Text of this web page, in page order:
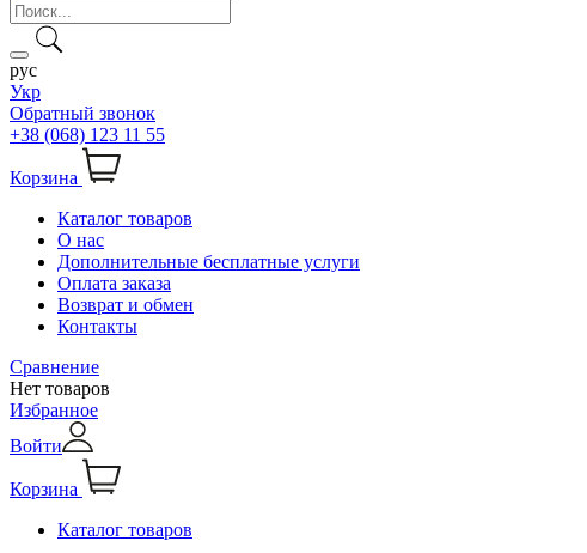
рус
Укр
Обратный звонок
+38 (068) 123 11 55
Корзина
Каталог товаров
О нас
Дополнительные бесплатные услуги
Оплата заказа
Возврат и обмен
Контакты
Сравнение
Нет товаров
Избранное
Войти
Корзина
Каталог товаров